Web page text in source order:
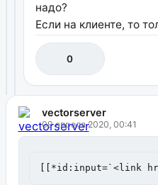
надо?
Если на клиенте, то
0
vectorserver
09 апреля 2020, 00:41
[[*id:input=`<link